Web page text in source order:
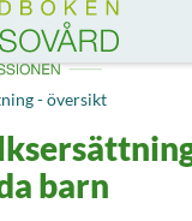
i
- översikt
barn